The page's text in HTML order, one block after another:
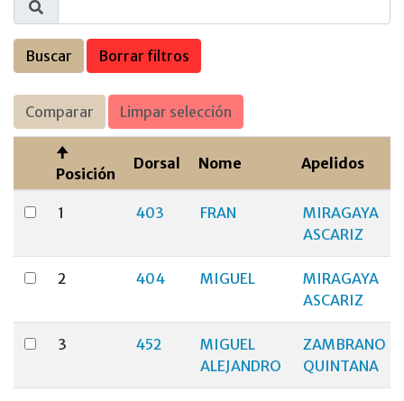
Buscar Borrar filtros
Comparar Limpar selección
Posición
Dorsal Nome Apelidos
1 403 FRAN
MIRAGAYA
ASCARIZ
2 404 MIGUEL
MIRAGAYA
ASCARIZ
3 452
MIGUEL
ALEJANDRO
ZAMBRANO
QUINTANA